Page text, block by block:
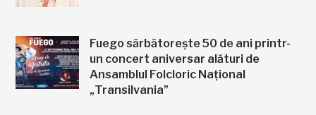
Fuego sărbătorește 50 de ani printr-
un concert aniversar alături de
Ansamblul Folcloric Național
„Transilvania”